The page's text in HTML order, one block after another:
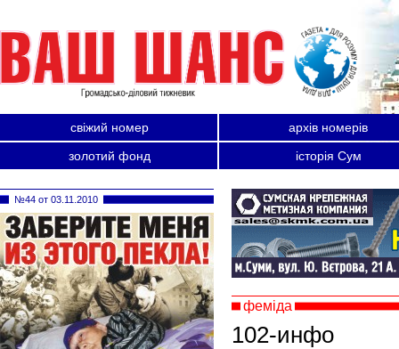
свіжий номер
архів номерів
золотий фонд
історія Сум
феміда
102-инфо
№44 от 03.11.2010